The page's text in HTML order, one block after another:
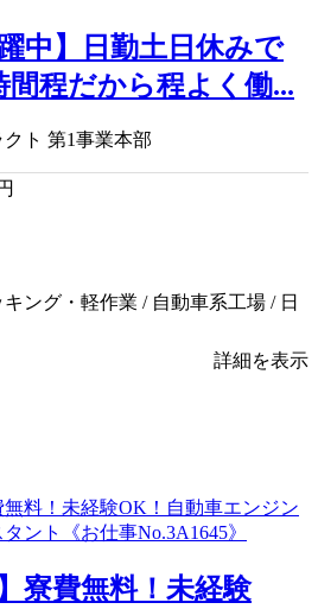
中】日勤土日休みで
間程だから程よく働...
ト 第1事業本部
ング・軽作業 / 自動車系工場 / 日
詳細を表示
寮費無料！未経験